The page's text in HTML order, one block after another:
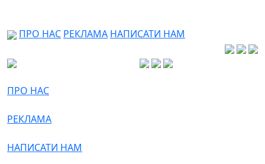
ПРО НАС РЕКЛАМА НАПИСАТИ НАМ
ПРО НАС
РЕКЛАМА
НАПИСАТИ НАМ